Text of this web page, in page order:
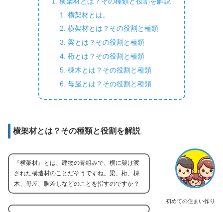
横架材とは。
横架材とは？その役割と種類
梁とは？その役割と種類
桁とは？その役割と種類
棟木とは？その役割と種類
母屋とは？その役割と種類
横架材とは？その種類と役割を解説
初めての住まい作り
『横架材』とは、建物の骨組みで、横に架け渡
された構造材のことだそうですね。梁、桁、棟
木、母屋、胴差しなどのことを指すのですか？